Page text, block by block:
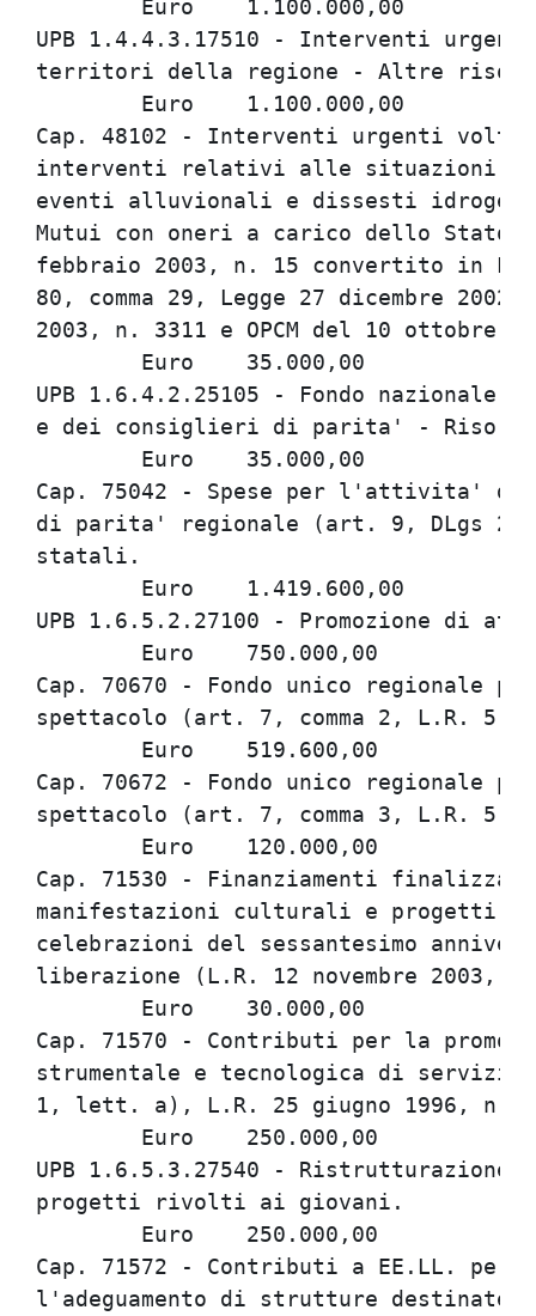
UPB 1.4.4.3.17510 - Interventi
territori della regione - Altre
Cap. 48102 - Interventi urgenti volti
interventi relativi alle situazioni
eventi alluvionali e dissesti
Mutui con oneri a carico dello Stato
febbraio 2003, n. 15 convertito in
80, comma 29, Legge 27 dicembre
2003, n. 3311 e OPCM del 10 ottobre
UPB 1.6.4.2.25105 - Fondo
e dei consiglieri di parita' -
Cap. 75042 - Spese per l'attivita'
di parita' regionale (art. 9, DLgs 23
statali.
UPB 1.6.5.2.27100 - Promozione di
Cap. 70670 - Fondo unico
spettacolo (art. 7, comma 2, L.R. 5
Cap. 70672 - Fondo unico
spettacolo (art. 7, comma 3, L.R. 5
Cap. 71530 - Finanziamenti
manifestazioni culturali e progetti
celebrazioni del sessantesimo
liberazione (L.R. 12 novembre 2003,
Cap. 71570 - Contributi per la
strumentale e tecnologica di
1, lett. a), L.R. 25 giugno 1996, n.
UPB 1.6.5.3.27540 - Ristrutturazione
progetti rivolti ai giovani.
Cap. 71572 - Contributi a EE.LL.
l'adeguamento di strutture